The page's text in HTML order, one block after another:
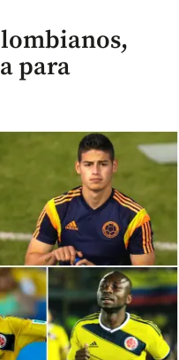
para